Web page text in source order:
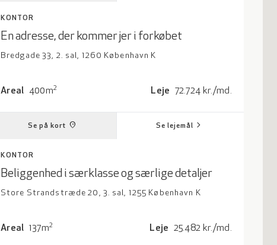
KONTOR
En adresse, der kommer jer i forkøbet
Bredgade 33, 2. sal, 1260 København K
Areal: 400 kvadrat meter
Areal 400m2 Leje: 72724 kroner per måned
Leje 72.724 kr./md.
Se på kort place Se lejemål chevron_right
KONTOR
Beliggenhed i særklasse og særlige detaljer
Store Strandstræde 20, 3. sal, 1255 København K
Areal: 137 kvadrat meter
Areal 137m2 Leje: 25482 kroner per måned
Leje 25.482 kr./md.